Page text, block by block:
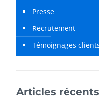
Presse
Recrutement
Témoignages clients
Articles récents